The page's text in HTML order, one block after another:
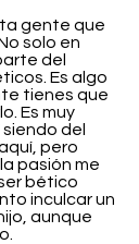
gente que
solo en
del
Es algo
tienes que
Es muy
del
pero
pasión me
bético
inculcar un
aunque